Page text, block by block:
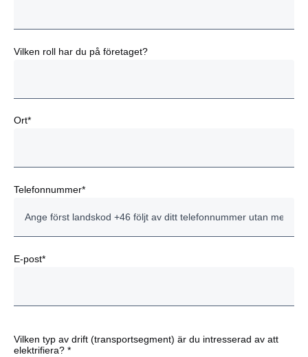
Vilken roll har du på företaget?
Ort*
Telefonnummer*
E-post*
Vilken typ av drift (transportsegment) är du intresserad av att
elektrifiera? *